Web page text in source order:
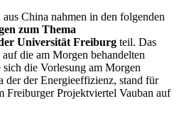
China nahmen in den folgenden
zum Thema
Universität Freiburg teil. Das
die am Morgen behandelten
die Vorlesung am Morgen
der der Energieeffizienz, stand für
Freiburger Projektviertel Vauban auf